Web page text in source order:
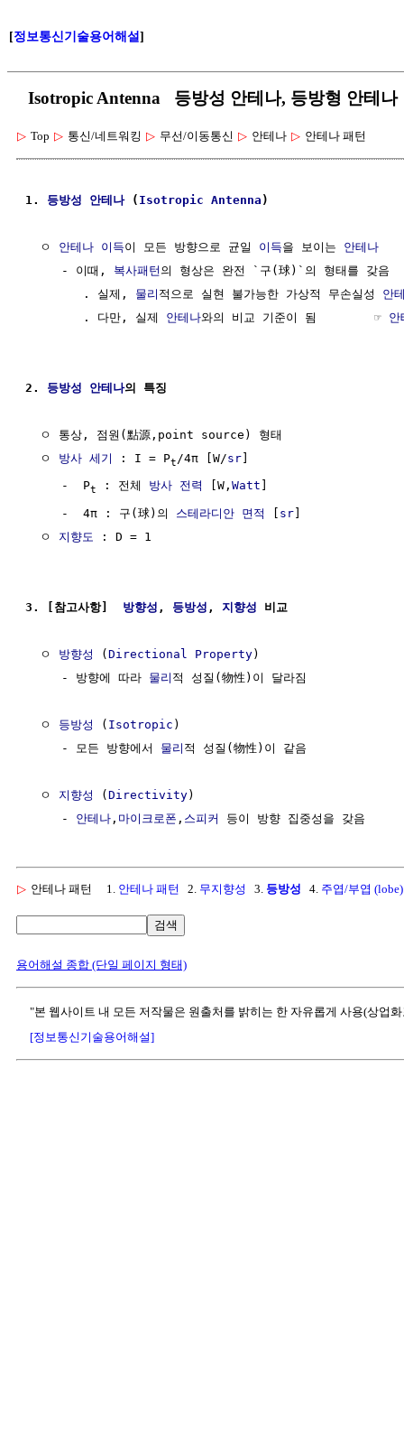
[정보통신기술용어해설]
Isotropic Antenna 등방성 안테나, 등방형 안테나
▷ Top ▷ 통신/네트워킹 ▷ 무선/이동통신 ▷ 안테나 ▷ 안테나 패턴
1. 등방성 안테나 ( Isotropic Antenna )
  ㅇ
안테나 이득이 모든 방향으로 균일 이득을 보이는 안테나
     - 이때,
복사패턴 의 형상은 완전 `구(球)`의 형태를 갖음
        . 실제,
물리 적으로 실현 불가능한 가상적 무손실성 안
        . 다만, 실제
안테나와의 비교 기준이 됨        ☞ 안
2. 등방성 안테나의 특징
  ㅇ 통상, 점원(點源,point source) 형태
  ㅇ
방사 세기 : I = Pt /4π [W/sr]
     -  P
t : 전체 방사 전력 [W, Watt
     -  4π : 구(球)의
스테라디안 면적 [ sr]
  ㅇ
지향도 : D = 1
3. [참고사항] 방향성 , 등방성 , 지향성 비교
  ㅇ
방향성 (Directional Property)
     - 방향에 따라
물리 적 성질(物性)이 달라짐
  ㅇ
등방성 ( Isotropic )
     - 모든 방향에서
물리 적 성질(物性)이 같음
  ㅇ
지향성 (Directivity)
     -
안테나 , 마이크로폰 , 스피커
▷ 안테나 패턴 1. 안테나 패턴 2. 무지향성 3. 등방성 4. 주엽/부엽 (lobe)
검색
용어해설 종합 (단일 페이지 형태)
"본 웹사이트 내 모든 저작물은 원출처를 밝히는 한 자유롭게 사용(상업
[정보통신기술용어해설]